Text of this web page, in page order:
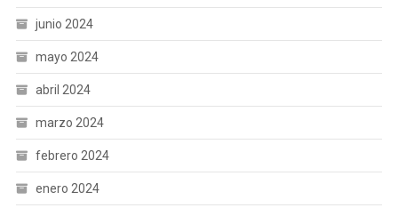
junio 2024
mayo 2024
abril 2024
marzo 2024
febrero 2024
enero 2024